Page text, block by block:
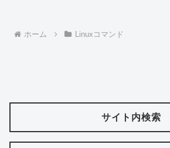
ホーム Linuxコマンド
サイト内検索